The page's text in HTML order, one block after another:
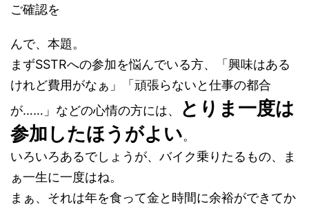
ご確認を
んで、本題。
まずSSTRへの参加を悩んでいる方、「興味はある
けれど費用がなぁ」「頑張らないと仕事の都合
が……」などの心情の方には、
とりま一度は
参加したほうがよい。
いろいろあるでしょうが、バイク乗りたるもの、ま
ぁ一生に一度はね。
まぁ、それは年を食って金と時間に余裕ができてか